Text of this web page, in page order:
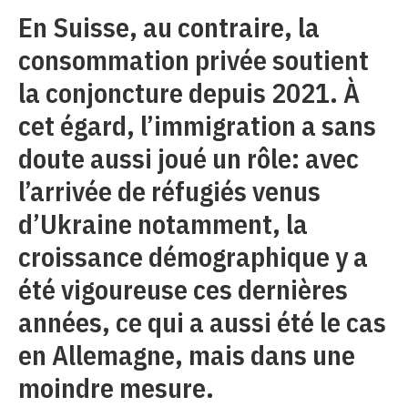
En Suisse, au contraire, la
consommation privée soutient
la conjoncture depuis 2021. À
cet égard, l’immigration a sans
doute aussi joué un rôle: avec
l’arrivée de réfugiés venus
d’Ukraine notamment, la
croissance démographique y a
été vigoureuse ces dernières
années, ce qui a aussi été le cas
en Allemagne, mais dans une
moindre mesure.